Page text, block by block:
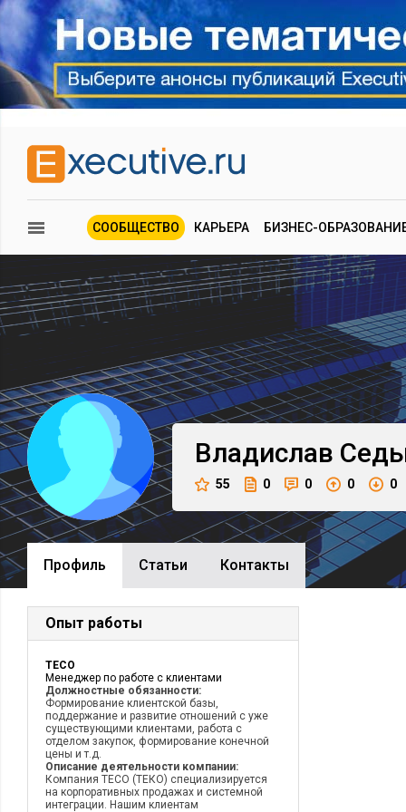
СООБЩЕСТВО КАРЬЕРА БИЗНЕС-
Владислав
55 0 0 0 0
Профиль Cтатьи Контакты
Опыт работы
TECO
Менеджер по работе с клиентами
Должностные обязанности:
Формирование клиентской базы,
поддержание и развитие отношений с уже
существующими клиентами, работа с
отделом закупок, формирование конечной
цены и т.д.
Описание деятельности компании:
Компания TECO (ТЕКО) специализируется
на корпоративных продажах и системной
интеграции. Нашим клиентам